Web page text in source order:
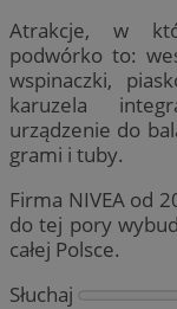
Atrakcje, w
podwórko to:
wspinaczki,
karuzela
urządzenie do
grami i tuby.
Firma NIVEA od
do tej pory
całej Polsce.
Słuchaj